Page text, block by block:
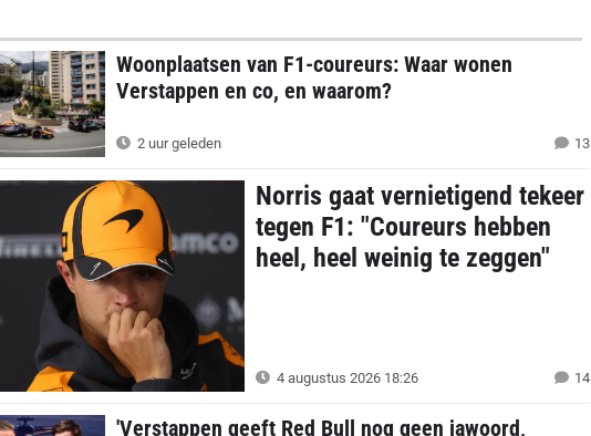
Woonplaatsen van F1-coureurs: Waar wonen
Verstappen en co, en waarom?
2 uur geleden 13
Norris gaat vernietigend tekeer
tegen F1: "Coureurs hebben
heel, heel weinig te zeggen"
4 augustus 2026 18:26 14
'Verstappen geeft Red Bull nog geen jawoord,